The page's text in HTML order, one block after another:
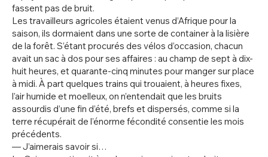
fassent pas de bruit.
Les travailleurs agricoles étaient venus d’Afrique pour la
saison, ils dormaient dans une sorte de container à la lisière
de la forêt. S’étant procurés des vélos d’occasion, chacun
avait un sac à dos pour ses affaires : au champ de sept à dix-
huit heures, et quarante-cinq minutes pour manger sur place
à midi. À part quelques trains qui trouaient, à heures fixes,
l’air humide et moelleux, on n’entendait que les bruits
assourdis d’une fin d’été, brefs et dispersés, comme si la
terre récupérait de l’énorme fécondité consentie les mois
précédents.
— J’aimerais savoir si…